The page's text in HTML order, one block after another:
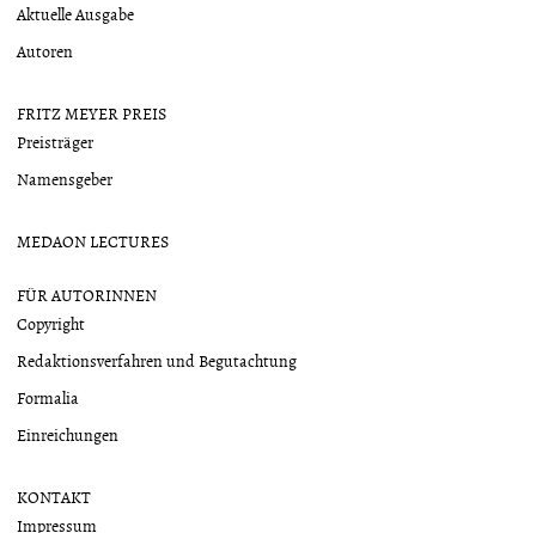
Aktuelle Ausgabe
Autoren
FRITZ MEYER PREIS
Preisträger
Namensgeber
MEDAON LECTURES
FÜR AUTORINNEN
Copyright
Redaktionsverfahren und Begutachtung
Formalia
Einreichungen
KONTAKT
Impressum